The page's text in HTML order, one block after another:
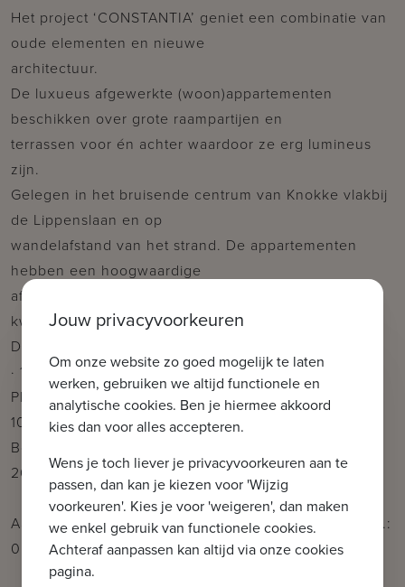
Het project ‘CONSTANTIA’ geniet een combinatie van
oude elementen en nieuwe
architectuur.
De luxueus afgewerkte (woon)appartementen
beschikken over grote raampartijen en
terrassen voor én achter waardoor ze erg lumineus
zijn.
Gelegen in het bruisende centrum van Knokke vlakbij
de Lippenslaan en op
wandelafstand van het strand. De appartementen
hebben een hoogwaardige
afwerking en worden gebouwd met traditionele
kwaliteitsmaterialen.
De residentie bestaat uit:
· 12 appartementen
Plannen en gedetailleerd lastenboek op kantoor .
100 % voltooiïngswaarborg.
Bouwstart: Feb 2023, geschatte oplevering winter
2024.
Aarzel niet om ons te contacteren voor meer info: tel.:
050 62 44 14 of via knokke@immax.be
Jouw privacyvoorkeuren
Om onze website zo goed mogelijk te laten
werken, gebruiken we altijd functionele en
analytische cookies. Ben je hiermee akkoord
kies dan voor alles accepteren.
Wens je toch liever je privacyvoorkeuren aan te
passen, dan kan je kiezen voor 'Wijzig
voorkeuren'. Kies je voor 'weigeren', dan maken
we enkel gebruik van functionele cookies.
Achteraf aanpassen kan altijd via onze cookies
pagina.